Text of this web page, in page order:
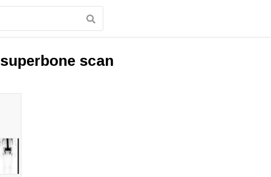
superbone scan